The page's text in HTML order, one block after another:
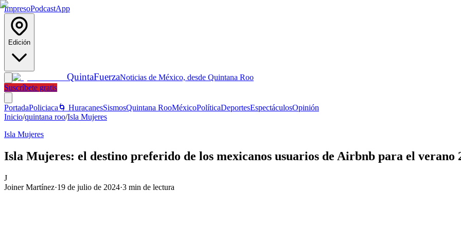
ImpresoPodcastApp
Edición
QuintaFuerzaNoticias de México, desde Quintana Roo
Suscríbete gratis
PortadaPoliciaca 🌀 HuracanesSismosQuintana RooMéxicoPolíticaDeportesEspectáculosOpinión
Inicio/quintana roo/Isla Mujeres
Isla Mujeres
Isla Mujeres: el destino preferido de los mexicanos usuarios de Airbnb para el verano
J
Joiner Martínez·19 de julio de 2024·3 min de lectura